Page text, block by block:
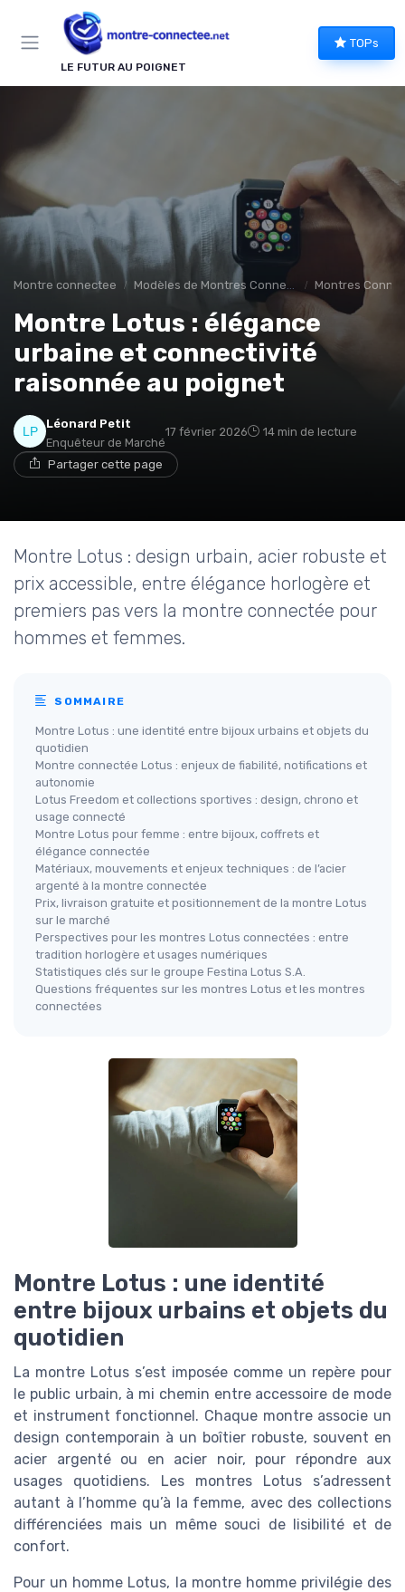
LE FUTUR AU POIGNET
TOPs
Montre connectee Modèles de Montres Connectées Montres
Montre Lotus : élégance
urbaine et connectivité
raisonnée au poignet
Léonard Petit
Enquêteur de Marché
17 février 2026 14 min de lecture
Partager cette page
Montre Lotus : design urbain, acier robuste et
prix accessible, entre élégance horlogère et
premiers pas vers la montre connectée pour
hommes et femmes.
SOMMAIRE
Montre Lotus : une identité entre bijoux urbains et objets du
quotidien
Montre connectée Lotus : enjeux de fiabilité, notifications et
autonomie
Lotus Freedom et collections sportives : design, chrono et
usage connecté
Montre Lotus pour femme : entre bijoux, coffrets et
élégance connectée
Matériaux, mouvements et enjeux techniques : de l’acier
argenté à la montre connectée
Prix, livraison gratuite et positionnement de la montre Lotus
sur le marché
Perspectives pour les montres Lotus connectées : entre
tradition horlogère et usages numériques
Statistiques clés sur le groupe Festina Lotus S.A.
Questions fréquentes sur les montres Lotus et les montres
connectées
Montre Lotus : une identité
entre bijoux urbains et objets du
quotidien
La montre Lotus s’est imposée comme un repère pour
le public urbain, à mi chemin entre accessoire de mode
et instrument fonctionnel. Chaque montre associe un
design contemporain à un boîtier robuste, souvent en
acier argenté ou en acier noir, pour répondre aux
usages quotidiens. Les montres Lotus s’adressent
autant à l’homme qu’à la femme, avec des collections
différenciées mais un même souci de lisibilité et de
confort.
Pour un homme Lotus, la montre homme privilégie des
Panneau de gestion des cookies